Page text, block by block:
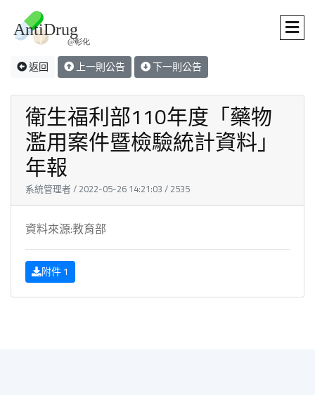
返回 上一則公告 下一則公告
衛生福利部110年度「藥物
濫用案件暨檢驗統計資料」
年報
系統管理者 / 2022-05-26 14:21:03 / 2535
資料來源:教育部
附件 1